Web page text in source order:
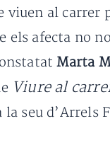
viuen al
els afecta no
Marta
Viure al
seu d’Arrels